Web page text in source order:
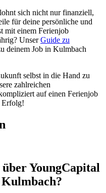
sich nicht nur finanziell,
für deine persönliche und
mit einem Ferienjob
UnserGuide zu
deinem Job in Kulmbach
selbst in die Hand zu
zahlreichen
auf einen Ferienjob
Erfolg!
YoungCapital